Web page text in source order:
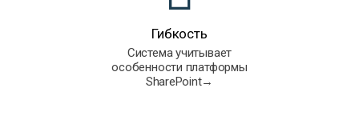
Гибкость
Система учитывает
особенности платформы
SharePoint→